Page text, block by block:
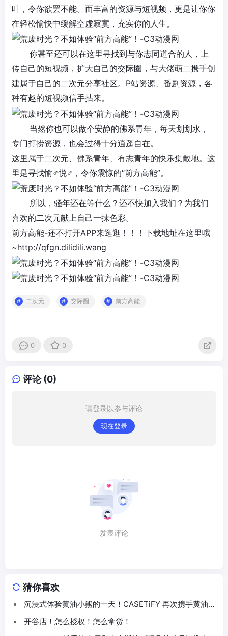
叶，令你欲罢不能。而丰富的资源与短视频，更是让你你
在轻松愉快中缓解空虚寂寞，充实你的人生。
你甚至还可以在这里寻找到与你志同道合的人，上
传自己的短视频，扩大自己的交际圈 ，与大佬萌二携手创
建属于自己的二次元分享社区。P站资源、番剧资源，各
种有趣的短视频信手拈来。
当然你也可以做个安静的佛系青年，每天划划水，
专门打捞资源，也会过得十分逍遥自在。
这里属于二次元 、佛系青年、有志青年的快乐集散地。这
里是寻找愉♂悦♂，令你震惊的“前方高能”。
所以，骚年还在等什么？还不快加入我们？为我们
喜欢的二次元献上自己一抹色彩。
前方高能-还不打开APP来逛逛！！！下载地址在这里哦
~http://qfgn.dilidili.wang
二次元 交际圈 前方高能
0 0
评论 (0)
请登录以参与评论
现在登录
发表评论
猜你喜欢
沉浸式体验黄油小熊的一天！CASETiFY 再次携手黄油小
熊推出联名系列
开谷店！怎么授权！怎么拿货！